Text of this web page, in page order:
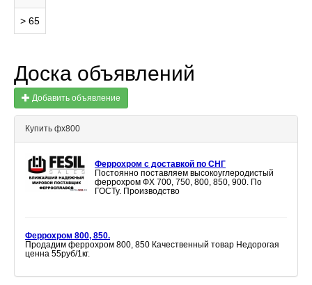
> 65
Доска объявлений
Добавить объявление
Купить фх800
Феррохром с доставкой по СНГ
Постоянно поставляем высокоуглеродистый
феррохром ФХ 700, 750, 800, 850, 900. По
ГОСТу. Производство
Феррохром 800, 850.
Продадим феррохром 800, 850 Качественный товар Недорогая
ценна 55руб/1кг.